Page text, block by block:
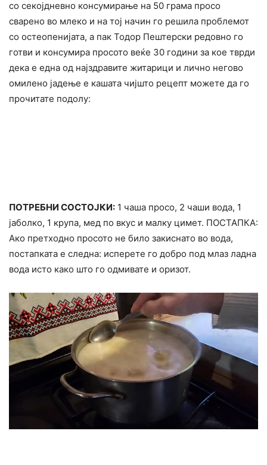
со секојдневно конcyмирање на 50 грама просо
сварено во млеко и на тој начин го решила проблемот
со остеопенијата, а пак Тодор Пештерски редовно го
готви и консумира просото веќе 30 години за кое тврди
дека е една од најздравите житарици и лично негово
омилено јадење е кашата чијшто рецепт можете да го
прочитате подолу:
ПОТРЕБНИ СОСТОЈКИ: 1 чаша просо, 2 чаши вода, 1
јаболко, 1 крупа, мед по вкус и малку цимет. ПОСТАПКА:
Ако претходно просото не било закиснато во вода,
постапката е следна: исперете го добро под млаз ладна
вода исто како што го одмивате и оризот.